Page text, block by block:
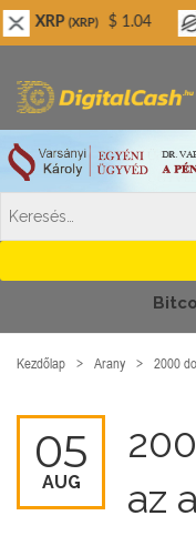
Bitcoin
Kezdőlap Arany 2000
05
AUG
az
(XRP) $ 1.04 Stellar
Digitalcash.hu